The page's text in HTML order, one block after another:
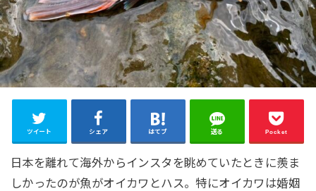
ツイート シェア はてブ 送る Pocket
日本を離れて海外からインスタを眺めていたときに羨ま
しかったのが魚がオイカワとハス。特にオイカワは婚姻